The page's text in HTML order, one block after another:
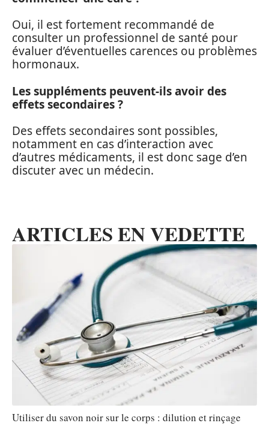
Oui, il est fortement recommandé de
consulter un professionnel de santé pour
évaluer d’éventuelles carences ou problèmes
hormonaux.
Les suppléments peuvent-ils avoir des
effets secondaires ?
Des effets secondaires sont possibles,
notamment en cas d’interaction avec
d’autres médicaments, il est donc sage d’en
discuter avec un médecin.
ARTICLES EN VEDETTE
Utiliser du savon noir sur le corps : dilution et rinçage